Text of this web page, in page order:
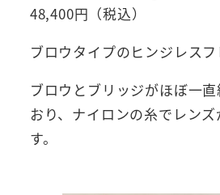
48,400円（税込）
ブロウタイプのヒンジレスフ
ブロウとブリッジがほぼ一
おり、ナイロンの糸でレン
す。